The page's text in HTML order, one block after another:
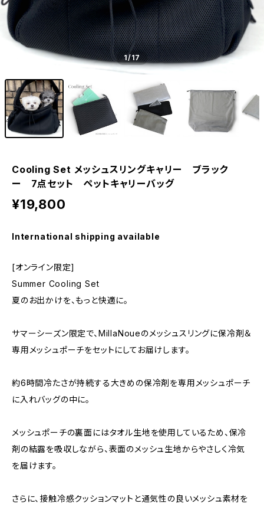
1/17
Cooling Set メッシュスリングキャリー ブラック
ー 7点セット ペットキャリーバッグ
¥19,800
International shipping available
[オンライン限定]
Summer Cooling Set
夏のお出かけを、もっと快適に。
サマーシーズン限定で、MillaNoueのメッシュスリングに保冷剤＆
専用メッシュポーチをセットにしてお届けします。
約6時間冷たさが持続する大きめの保冷剤を専用メッシュポーチ
に入れバッグの中に。
メッシュポーチの裏面にはタオル生地を使用しているため、保冷
剤の結露を吸収しながら、表面のメッシュ生地からやさしく冷気
を届けます。
さらに、接触冷感クッションマットと通気性の良いメッシュ素材を